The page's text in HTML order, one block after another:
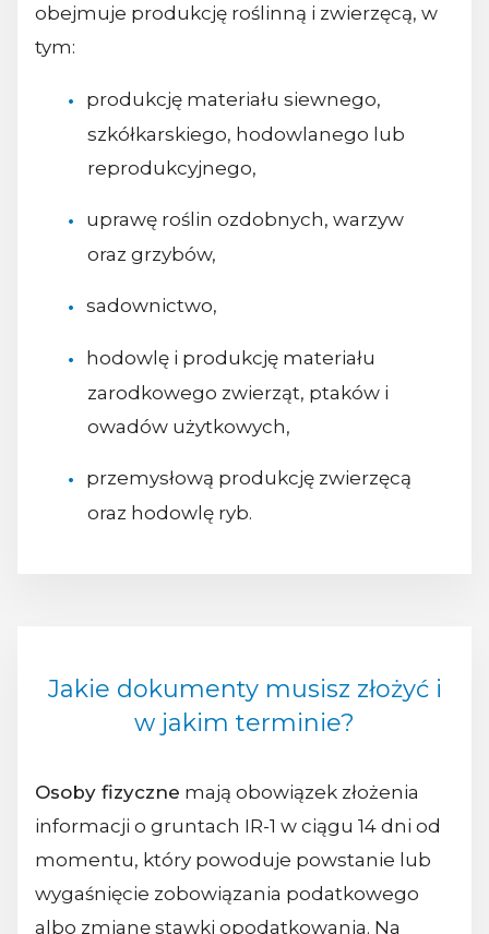
obejmuje produkcję roślinną i zwierzęcą, w
tym:
produkcję materiału siewnego,
szkółkarskiego, hodowlanego lub
reprodukcyjnego,
uprawę roślin ozdobnych, warzyw
oraz grzybów,
sadownictwo,
hodowlę i produkcję materiału
zarodkowego zwierząt, ptaków i
owadów użytkowych,
przemysłową produkcję zwierzęcą
oraz hodowlę ryb.
Jakie dokumenty musisz złożyć i
w jakim terminie?
Osoby fizyczne mają obowiązek złożenia
informacji o gruntach IR-1 w ciągu 14 dni od
momentu, który powoduje powstanie lub
wygaśnięcie zobowiązania podatkowego
albo zmianę stawki opodatkowania. Na